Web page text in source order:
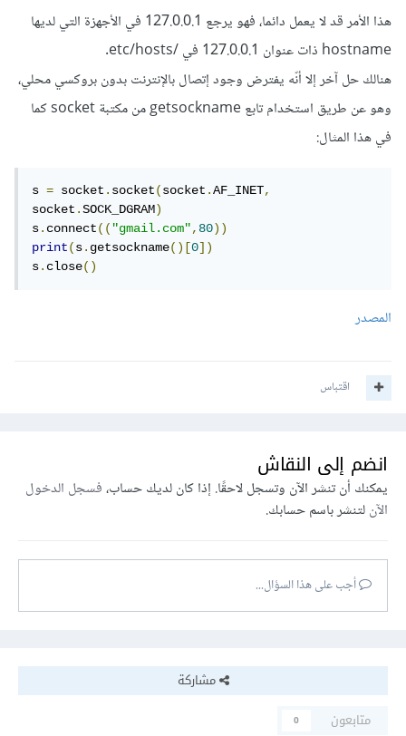
هذا الأمر قد لا يعمل دائما، فهو يرجع 127.0.0.1 في الأجهزة التي لديها
hostname ذات عنوان 127.0.0.1 في /etc/hosts.
هنالك حل آخر إلا أنّه يفترض وجود إتصال بالإنترنت بدون بروكسي محلي،
وهو عن طريق استخدام تابع getsockname من مكتبة socket كما
في هذا المثال:
s = socket.socket(socket.AF_INET,
socket.SOCK_DGRAM)
s.connect(("gmail.com",80))
print(s.getsockname()[0])
s.close()
المصدر
اقتباس
انضم إلى النقاش
يمكنك أن تنشر الآن وتسجل لاحقًا. إذا كان لديك حساب،فسجل الدخول
الآنلتنشر باسم حسابك.
أجب على هذا السؤال...
مشاركة
متابعون
0